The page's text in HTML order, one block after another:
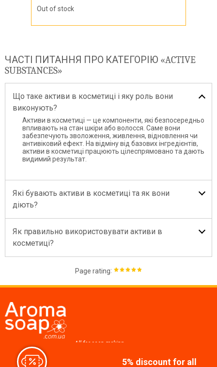
Out of stock
ЧАСТІ ПИТАННЯ ПРО КАТЕГОРІЮ «ACTIVE
SUBSTANCES»
Що таке активи в косметиці і яку роль вони
виконують?
Активи в косметиці — це компоненти, які безпосередньо
впливають на стан шкіри або волосся. Саме вони
забезпечують зволоження, живлення, відновлення чи
антивіковий ефект. На відміну від базових інгредієнтів,
активи в косметиці працюють цілеспрямовано та дають
видимий результат.
Які бувають активи в косметиці та як вони
діють?
Як правильно використовувати активи в
косметиці?
Page rating:
5% discount for all
All for soap making,